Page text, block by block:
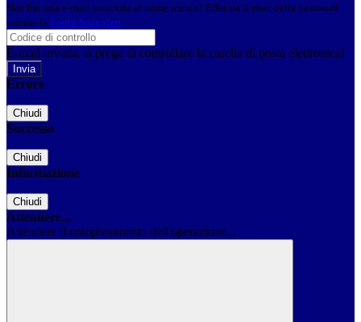
Non hai una e-mail associata al nome utente? Effettua il reset della password
tramite la Login Spaggiari
E-mail inviata, si prega di controllare la casella di posta elettronica!
Errore
Chiudi
Successo
Chiudi
Informazione
Chiudi
Attendere...
Attendere il completamento dell'operazione...